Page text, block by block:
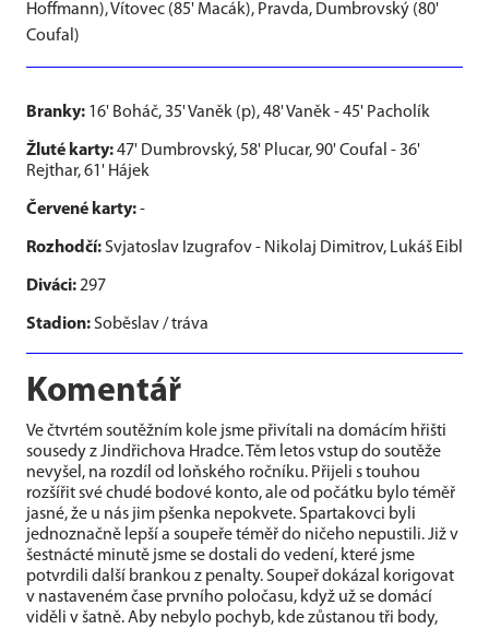
Hoffmann), Vítovec (85' Macák), Pravda, Dumbrovský (80'
Coufal)
Branky: 16' Boháč, 35' Vaněk (p), 48' Vaněk - 45' Pacholík
Žluté karty:47' Dumbrovský, 58' Plucar, 90' Coufal - 36'
Rejthar, 61' Hájek
Červené karty:-
Rozhodčí: Svjatoslav Izugrafov - Nikolaj Dimitrov, Lukáš Eibl
Diváci:297
Stadion: Soběslav / tráva
Komentář
Ve čtvrtém soutěžním kole jsme přivítali na domácím hřišti
sousedy z Jindřichova Hradce. Těm letos vstup do soutěže
nevyšel, na rozdíl od loňského ročníku. Přijeli s touhou
rozšířit své chudé bodové konto, ale od počátku bylo téměř
jasné, že u nás jim pšenka nepokvete. Spartakovci byli
jednoznačně lepší a soupeře téměř do ničeho nepustili. Již v
šestnácté minutě jsme se dostali do vedení, které jsme
potvrdili další brankou z penalty. Soupeř dokázal korigovat
v nastaveném čase prvního poločasu, když už se domácí
viděli v šatně. Aby nebylo pochyb, kde zůstanou tři body,